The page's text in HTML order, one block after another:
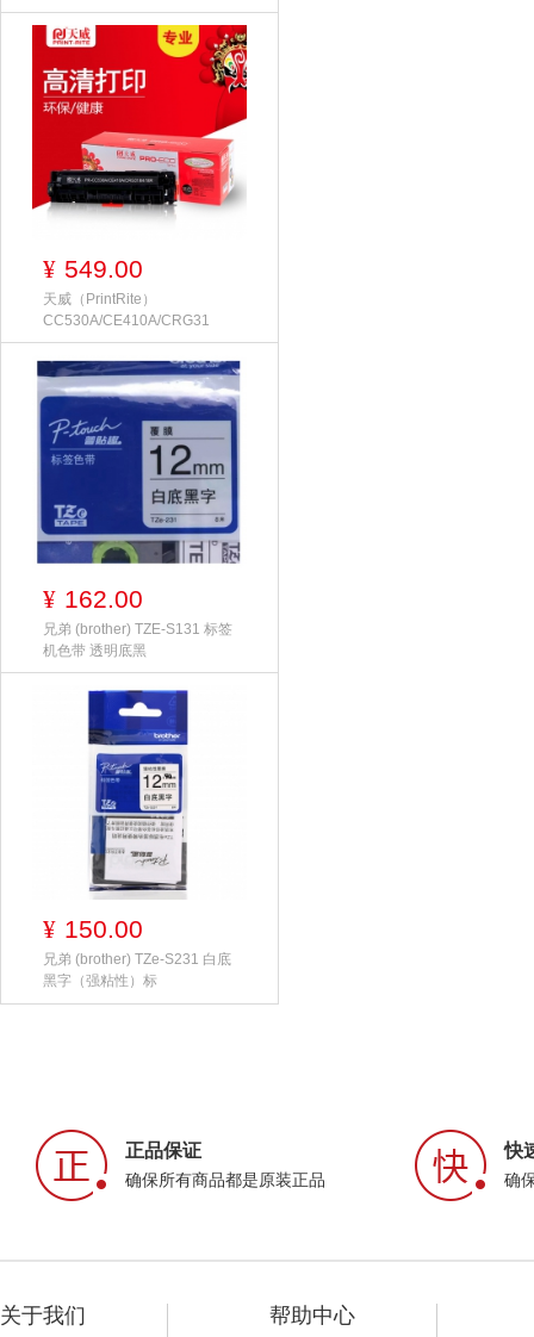
¥ 549.00
天威（PrintRite）
CC530A/CE410A/CRG31
¥ 162.00
兄弟 (brother) TZE-S131 标签
机色带 透明底黑
¥ 150.00
兄弟 (brother) TZe-S231 白底
黑字（强粘性）标
正品保证
确保所有商品都是原装正品
快
确
关于我们 帮助中心